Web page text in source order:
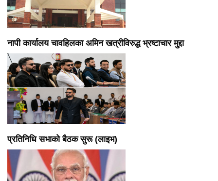
नापी कार्यालय चावहिलका अमिन खत्रीविरुद्ध भ्रष्टाचार मु्द्दा
प्रतिनिधि सभाको बैठक सुरू (लाइभ)